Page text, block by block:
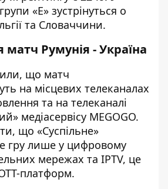
«Е» зустрінуться о
та Словаччини.
Румунія - Україна
що матч
на місцевих телеканалах
та на телеканалі
медіасервісу MEGOGO.
що «Суспільне»
гру лише у цифровому
мережах та IPTV, це
платформ.